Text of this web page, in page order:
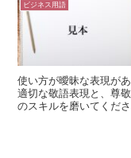
ビジネス用語
使い方が曖昧な表現が
適切な敬語表現と、尊
のスキルを磨いてくだ